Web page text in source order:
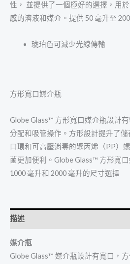
性， 並提供了一個極好的選擇，用
感的溶液和媒介。提供 50 毫升至
琥珀色可減少光線傳輸
方形寬口媒介瓶
Globe Glass™ 方形寬口媒介瓶設計
分配和吸管操作。方形設計提升了
口環和可高壓消毒的聚丙烯（PP）
菌更加便利。Globe Glass™ 方形寬口
1000 毫升和 2000 毫升的尺寸選擇
描述
媒介瓶
Globe Glass™ 媒介瓶設計有寬口，